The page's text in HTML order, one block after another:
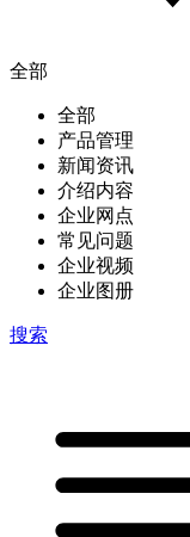
全部
全部
产品管理
新闻资讯
介绍内容
企业网点
常见问题
企业视频
企业图册
搜索